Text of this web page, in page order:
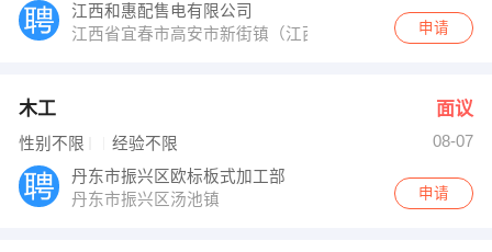
江西和惠配售电有限公司
江西省宜春市高安市新街镇（江西省建筑陶瓷产业基地内
申请
木工 面议
性别不限 经验不限
08-07
丹东市振兴区欧标板式加工部
丹东市振兴区汤池镇
申请